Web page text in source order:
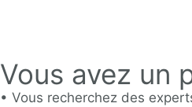
Vous avez un
• Vous recherchez des